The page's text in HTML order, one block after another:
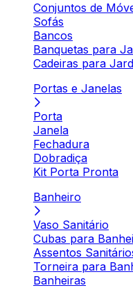
Conjuntos de
Sofás
Bancos
Banquetas para
Cadeiras para
Portas e Janelas
Porta
Janela
Fechadura
Dobradiça
Kit Porta Pronta
Banheiro
Vaso Sanitário
Cubas para
Assentos
Torneira para
Banheiras